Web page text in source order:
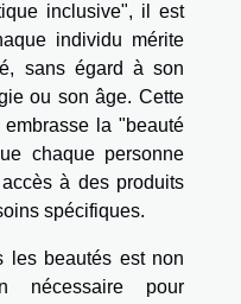
inclusive", il est
individu mérite
sans égard à son
ou son âge. Cette
la "beauté
chaque personne
à des produits
spécifiques.
les beautés est non
nécessaire pour